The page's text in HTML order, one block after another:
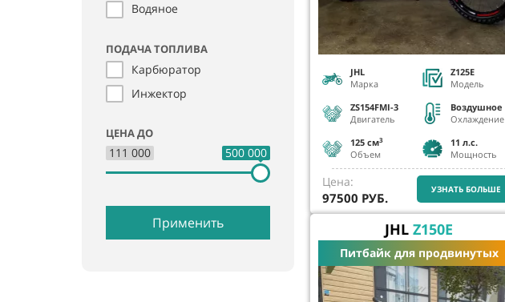
Водяное
ПОДАЧА ТОПЛИВА
Карбюратор
Инжектор
ЦЕНА ДО
111 000 500 000
Применить
JHL
Марка
ZS154FMI-3
Двигатель
125 см3
Объем
Z125E
Модель
Воздушное
Охлаждение
11 л.с.
Мощность
Цена:
97500 РУБ.
УЗНАТЬ БОЛЬШЕ
JHLZ150E
Питбайк для продвинутых